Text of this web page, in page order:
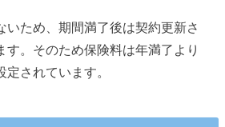
いため、期間満了後は契約更新さ
す。そのため保険料は年満了より
されています。